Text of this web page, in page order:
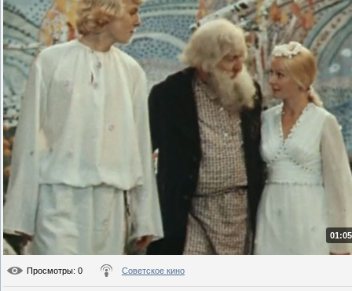
Просмотры: 0 Советское кино